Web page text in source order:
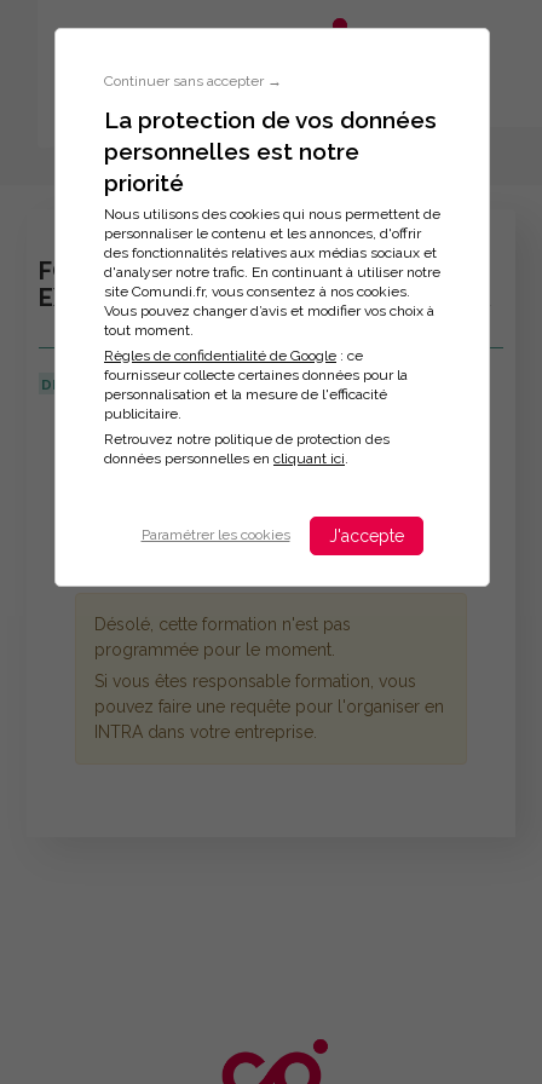
Continuer sans accepter →
La protection de vos données
personnelles est notre
priorité
Nous utilisons des cookies qui nous permettent de
personnaliser le contenu et les annonces, d'offrir
des fonctionnalités relatives aux médias sociaux et
d'analyser notre trafic. En continuant à utiliser notre
site Comundi.fr, vous consentez à nos cookies.
Vous pouvez changer d’avis et modifier vos choix à
tout moment.
Règles de confidentialité de Google : ce
fournisseur collecte certaines données pour la
personnalisation et la mesure de l'efficacité
publicitaire.
Retrouvez notre politique de protection des
données personnelles en cliquant ici
Paramétrer les cookies J'accepte
Inscription à la formation
FORMATION : SE PERFECTIONNER SUR
EXCEL - SUR MESURE HEALTHCADEMIA
DERNIÈRE MISE À JOUR :15/04/2026
Veuillez décrire votre situation
Désolé, cette formation n'est pas
programmée pour le moment.
Si vous êtes responsable formation, vous
pouvez faire une requête pour l'organiser en
INTRA dans votre entreprise.